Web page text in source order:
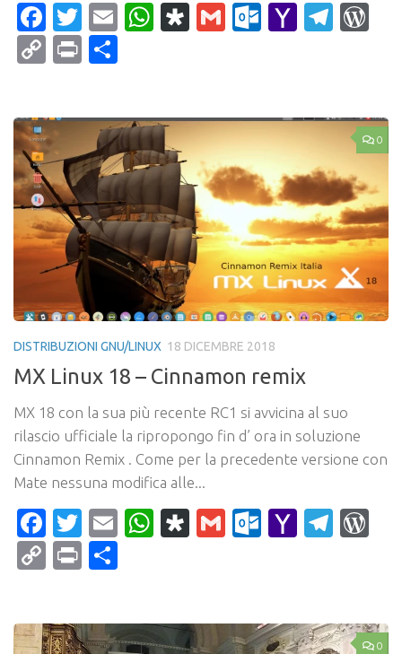
Facebook
Twitter
EmailWhatsApp
Diaspora
Gmail Yahoo
CopyPrint
0
DISTRIBUZIONI GNU/LINUX 18 DICEMBRE 2018
MX Linux 18 – Cinnamon remix
MX 18 con la sua più recente RC1 si avvicina al suo
rilascio ufficiale la ripropongo fin d’ ora in soluzione
Cinnamon Remix . Come per la precedente versione con
Mate nessuna modifica alle...
Facebook
Twitter
EmailWhatsApp
Diaspora
Gmail Yahoo
CopyPrint
0